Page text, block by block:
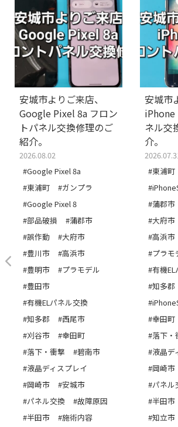
安城市よりご来店、
Google Pixel 8a フロン
トパネル交換修理のご
紹介。
2026.08.02
#Google Pixel 8a
#東浦町
#ガンプラ
#Google Pixel 8
#部品破損
#蒲郡市
#誤作動
#大府市
#豊川市
#高浜市
#豊明市
#プラモデル
#豊田市
#有機ELパネル交換
#知多郡
#西尾市
#刈谷市
#幸田町
#落下・衝撃
#碧南市
#液晶ディスプレイ
#岡崎市
#安城市
#パネル交換
#故障原因
#半田市
#施術内容
安城市
iPhone
ネル交
介。
#東浦町
#蒲郡市
#大府市
#高浜市
#プラモ
#有機
#知多郡
#幸田町
#落下・
#液晶デ
#岡崎市
#パネル
#半田市
#知立市